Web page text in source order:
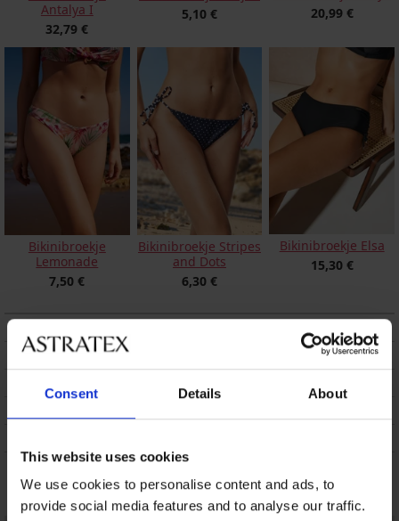
Consent Details About
This website uses cookies
We use cookies to personalise content and ads, to
provide social media features and to analyse our traffic.
Antalya I
32,79 €
5,10 €
20,99 €
Bikinibroekje
Lemonade
7,50 €
Bikinibroekje Stripes
and Dots
6,30 €
Bikinibroekje Elsa
15,30 €
VERZENDING EN BETALING
Misschien vindt u dit ook leuk